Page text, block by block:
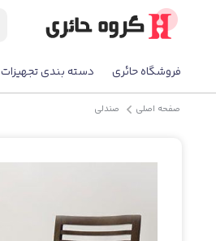
فروشگاه حائری دسته بندی تجهیزات
صفحه اصلی صندلی